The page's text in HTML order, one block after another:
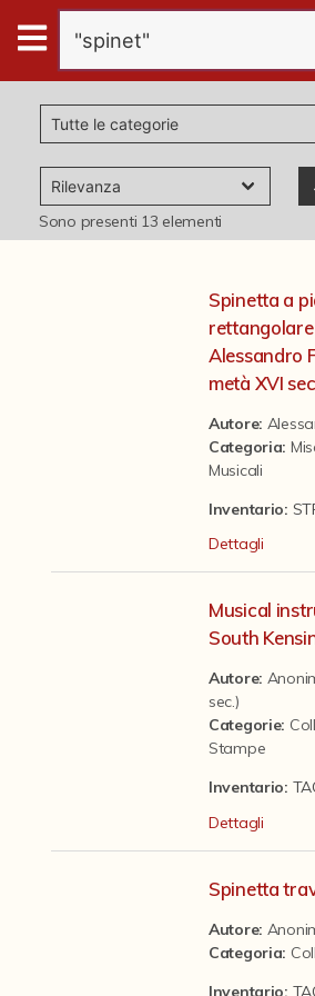
Digital
Humanities
Donazioni
Pubblicazioni
Il progetto Digital Humanities
Sono presenti 13 elementi
Spinetta a
Alessandro
metà XVI
Autore:
Categoria:
Musicali
Inventario:
Dettagli
Musical
South
Autore:
sec.)
Categorie:
Stampe
Inventario:
Dettagli
Spinetta
Autore:
Categoria:
Inventario: